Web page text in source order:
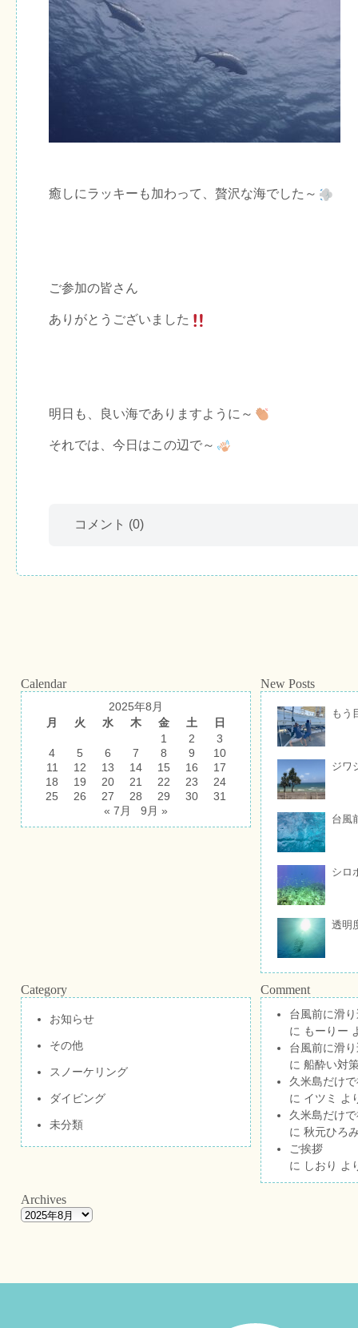
癒しにラッキーも加わって、贅沢な海でした～
ご参加の皆さん
ありがとうございました
明日も、良い海でありますように～
それでは、今日はこの辺で～
コメント (0)
Calendar
2025年8月
月
火 水 木 金 土
日
1
2
3
4
5 6 7 8 9
10
11
12 13 14 15 16
17
18
19 20 21 22 23
24
25
26 27 28 29 30
31
« 7月
9月 »
New Posts
もう
ジワ
台風
シロ
透明
Category
お知らせ
その他
スノーケリング
ダイビング
未分類
Comment
台風前に滑
に もーりー
台風前に滑
に 船酔い対
久米島だけ
に イツミ
よ
久米島だけ
に 秋元ひろ
ご挨拶
に しおり よ
Archives